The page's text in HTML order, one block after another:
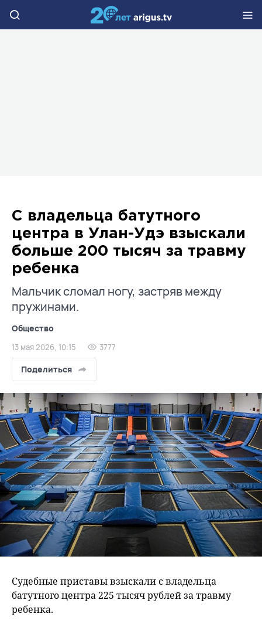
С владельца батутного
центра в Улан-Удэ взыскали
больше 200 тысяч за травму
ребенка
Мальчик сломал ногу, застряв между
пружинами.
Общество
13 мая 2026, 10:15 3777
Поделиться
Судебные приставы взыскали с владельца
батутного центра 225 тысяч рублей за травму
ребенка.